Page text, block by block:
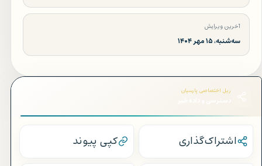
آخرین ویرایش
سه‌شنبه، ۱۵ مهر ۱۴۰۴
ریل اختصاصی پارسیان
اشتراک‌گذاری کپی پیوند